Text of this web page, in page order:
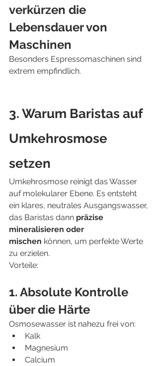
verkürzen die
Lebensdauer von
Maschinen
Besonders Espressomaschinen sind
extrem empfindlich.
3. Warum Baristas auf
Umkehrosmose
setzen
Umkehrosmose reinigt das Wasser
auf molekularer Ebene. Es entsteht
ein klares, neutrales Ausgangswasser,
das Baristas dann präzise
mineralisieren oder
mischen können, um perfekte Werte
zu erzielen.
Vorteile:
1. Absolute Kontrolle
über die Härte
Osmosewasser ist nahezu frei von:
Kalk
Magnesium
Calcium